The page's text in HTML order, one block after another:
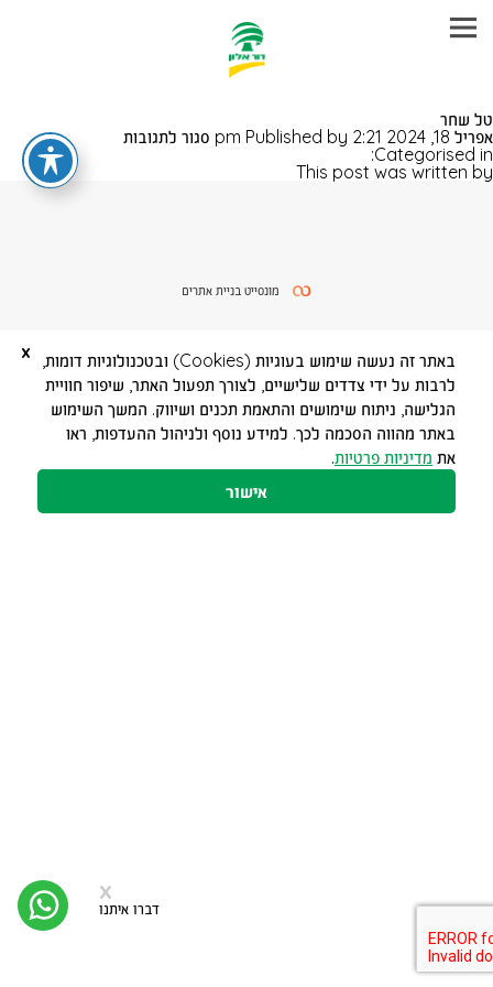
מעבר
מהיר
לתוכן
הראשי
טל שחר
אפריל 18, 2024 2:21 pm
Published by סגור לתגובותעל
Categorised in:
This post was written by
מונסייט בניית אתרים
x באתר זה נעשה שימוש בעוגיות (Cookies) ובטכנולוגיות דומות,
לרבות על ידי צדדים שלישיים, לצורך תפעול האתר, שיפור חוויית
הגלישה, ניתוח שימושים והתאמת תכנים ושיווק. המשך השימוש
באתר מהווה הסכמה לכך. למידע נוסף ולניהול ההעדפות, ראו
את מדיניות פרטיות.
אישור
סגירה
x
דברו איתנו